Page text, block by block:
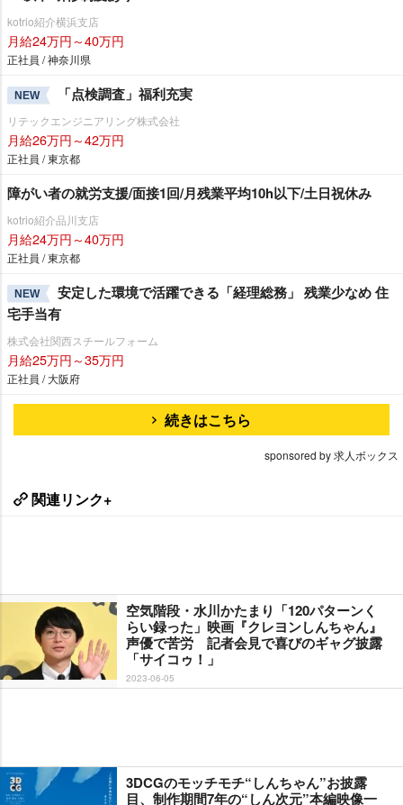
kotrio紹介横浜支店
月給24万円～40万円
正社員 / 神奈川県
NEW 「点検調査」福利充実
リテックエンジニアリング株式会社
月給26万円～42万円
正社員 / 東京都
障がい者の就労支援/面接1回/月残業平均10h以下/土日祝休み
kotrio紹介品川支店
月給24万円～40万円
正社員 / 東京都
NEW
安定した環境で活躍できる「経理総務」 残業少なめ 住
宅手当有
株式会社関西スチールフォーム
月給25万円～35万円
正社員 / 大阪府
続きはこちら
sponsored by 求人ボックス
関連リンク+
空気階段・水川かたまり「120パターンく
らい録った」映画『クレヨンしんちゃん』
声優で苦労 記者会見で喜びのギャグ披露
「サイコゥ！」
2023-06-05
3DCGのモッチモチ“しんちゃん”お披露
目、制作期間7年の“しん次元”本編映像一